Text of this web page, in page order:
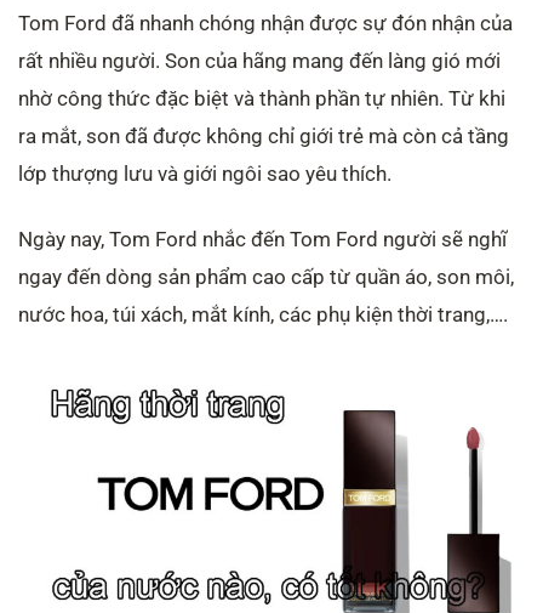
Tom Ford đã nhanh chóng nhận được sự đón nhận của
rất nhiều người. Son của hãng mang đến làng gió mới
nhờ công thức đặc biệt và thành phần tự nhiên. Từ khi
ra mắt, son đã được không chỉ giới trẻ mà còn cả tầng
lớp thượng lưu và giới ngôi sao yêu thích.
Ngày nay, Tom Ford nhắc đến Tom Ford người sẽ nghĩ
ngay đến dòng sản phẩm cao cấp từ quần áo, son môi,
nước hoa, túi xách, mắt kính, các phụ kiện thời trang,….